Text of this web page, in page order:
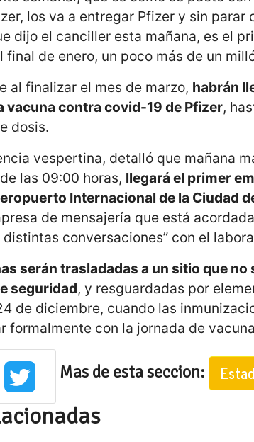
los va a entregar Pfizer y sin parar
dijo el canciller esta mañana, es el
final de enero, un poco más de un
al finalizar el mes de marzo, habrán
vacuna contra covid-19 de Pfizer,
dosis.
vespertina, detalló que mañana
las 09:00 horas, llegará el primer
Internacional de la Ciudad
de mensajería que está
conversaciones” con el
serán trasladadas a un sitio que no
seguridad, y resguardadas por
de diciembre, cuando las
formalmente con la jornada de
Mas de esta seccion: